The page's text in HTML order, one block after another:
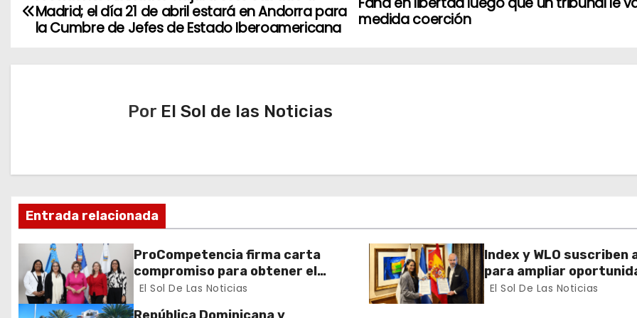
v
c
i
ó
n
d
medida coerción
Madrid; el día 21 de abril estará en Andorra para
la Cumbre de Jefes de Estado Iberoamericana
Por El Sol de las Noticias
Entrada relacionada
ProCompetencia firma carta
compromiso para obtener el
Sello Igualando RD para el Sector
El Sol De Las Noticias
Index y WLO suscriben
para ampliar
formación de
El Sol De Las Noticias